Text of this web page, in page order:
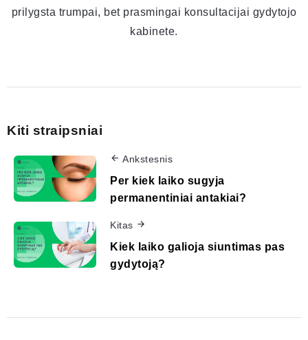
prilygsta trumpai, bet prasmingai konsultacijai gydytojo
kabinete.
Kiti straipsniai
Ankstesnis
Per kiek laiko sugyja
permanentiniai antakiai?
Kitas
Kiek laiko galioja siuntimas pas
gydytoją?